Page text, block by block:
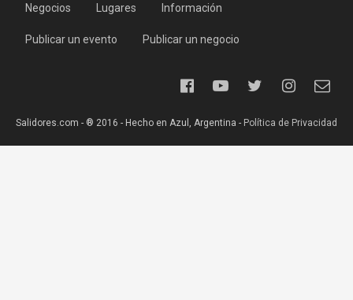
Negocios Lugares Información
Publicar un evento Publicar un negocio
Salidores.com - ® 2016 - Hecho en Azul, Argentina - Política de Privacidad